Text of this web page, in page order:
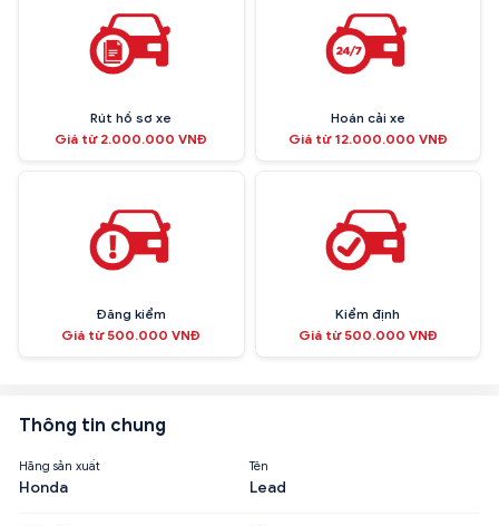
Rút hồ sơ xe
Giá từ 2.000.000 VNĐ
Hoán cải xe
Giá từ 12.000.000 VNĐ
Đăng kiểm
Giá từ 500.000 VNĐ
Kiểm định
Giá từ 500.000 VNĐ
Thông tin chung
Hãng sản xuất
Honda
Tên
Lead